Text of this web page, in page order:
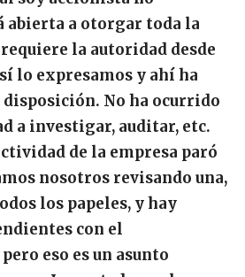
a otorgar toda la
la autoridad desde
lo expresamos y ahí ha
disposición. No ha ocurrido
a investigar, auditar, etc.
de la empresa paró
nosotros revisando una,
los papeles, y hay
con el
eso es un asunto